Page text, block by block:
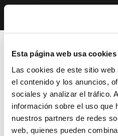
Esta página web usa cookies
Las cookies de este sitio
el contenido y los anuncios,
sociales y analizar el tráfico.
información sobre el uso que
nuestros partners de redes
web, quienes pueden